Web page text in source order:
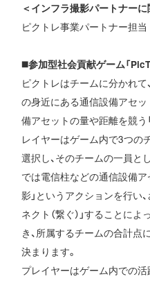
＜インフラ撮影パートナー
ピクトレ事業パートナー担当
◼️参加型社会貢献ゲーム「
ピクトレはチームに分かれて
の身近にある通信設備アセッ
備アセットの量や距離を競う
レイヤーはゲーム内で3つの
選択し、そのチームの一員と
では電信柱などの通信設備ア
影」というアクションを行い
ネクト（繋ぐ）」することに
き、所属するチームの合計
決まります。
プレイヤーはゲーム内での